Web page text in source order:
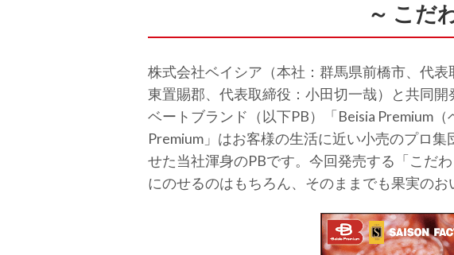
～ こだ
株式会社ベイシア（本社：群馬県前橋市、代
東置賜郡、代表取締役：小田切一哉）と共同
ベートブランド（以下PB）「Beisia Premium
Premium」はお客様の生活に近い小売のプロ
せた当社渾身のPBです。今回発売する「こだ
にのせるのはもちろん、そのままでも果実の